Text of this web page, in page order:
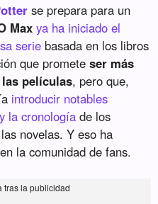
se prepara para un
Max ya ha iniciado el
serie basada en los libros
que prometeser más
películas, pero que,
introducir notables
la cronología de los
novelas. Y eso ha
la comunidad de fans.